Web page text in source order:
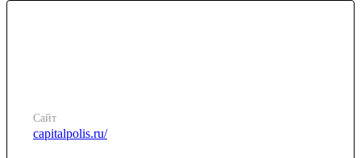
Сайт
capitalpolis.ru/